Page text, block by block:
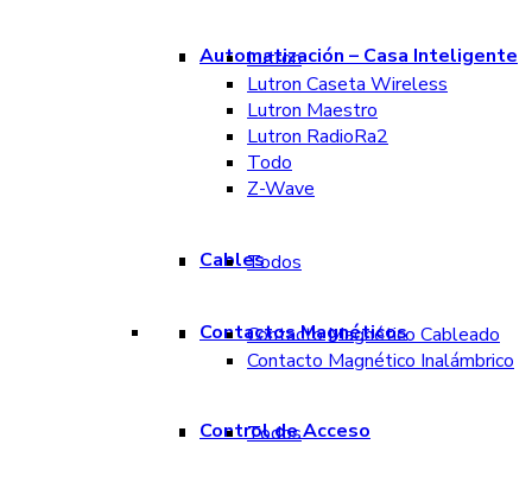
Automatización – Casa Inteligente
Lutron
Lutron Caseta Wireless
Lutron Maestro
Lutron RadioRa2
Todo
Z-Wave
CablesTodos
Contactos Magnéticos
Contacto Magnético Cableado
Contacto Magnético Inalámbrico
Control de Acceso
Todos